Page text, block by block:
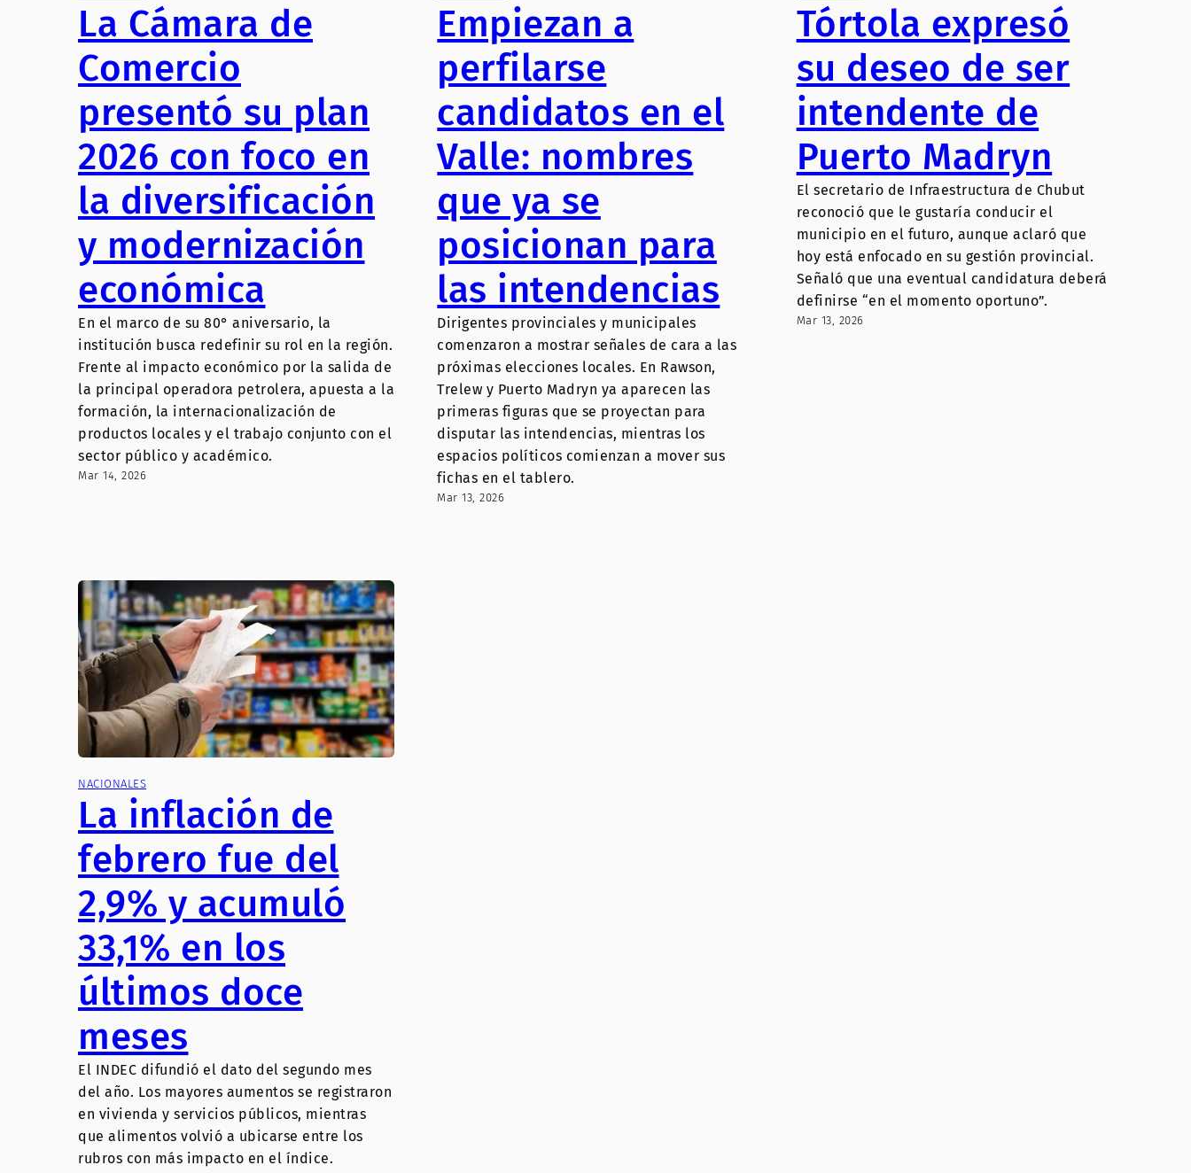
La Cámara de
Comercio
presentó su plan
2026 con foco en
la diversificación
y modernización
económica
En el marco de su 80° aniversario, la
institución busca redefinir su rol en la región.
Frente al impacto económico por la salida de
la principal operadora petrolera, apuesta a la
formación, la internacionalización de
productos locales y el trabajo conjunto con el
sector público y académico.
Mar 14, 2026
Empiezan a
perfilarse
candidatos en el
Valle: nombres
que ya se
posicionan para
las intendencias
Dirigentes provinciales y municipales
comenzaron a mostrar señales de cara a las
próximas elecciones locales. En Rawson,
Trelew y Puerto Madryn ya aparecen las
primeras figuras que se proyectan para
disputar las intendencias, mientras los
espacios políticos comienzan a mover sus
fichas en el tablero.
Mar 13, 2026
Tórtola expresó
su deseo de ser
intendente de
Puerto Madryn
El secretario de Infraestructura de Chubut
reconoció que le gustaría conducir el
municipio en el futuro, aunque aclaró que
hoy está enfocado en su gestión provincial.
Señaló que una eventual candidatura deberá
definirse “en el momento oportuno”.
Mar 13, 2026
NACIONALES
La inflación de
febrero fue del
2,9% y acumuló
33,1% en los
últimos doce
meses
El INDEC difundió el dato del segundo mes
del año. Los mayores aumentos se registraron
en vivienda y servicios públicos, mientras
que alimentos volvió a ubicarse entre los
rubros con más impacto en el índice.